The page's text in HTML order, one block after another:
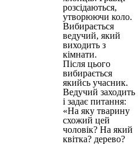
розсідаються,
утворюючи коло.
Вибирається
ведучий, який
виходить з
кімнати.
Після цього
вибирається
якийсь учасник.
Ведучий заходить
і задає питання:
«На яку тварину
схожий цей
чоловік? На який
квітка? дерево?